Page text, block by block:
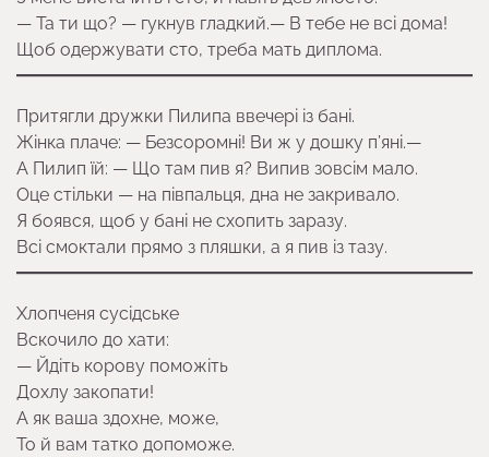
— Та ти що? — гукнув гладкий.— В тебе не всі дома!
Щоб одержувати сто, треба мать диплома.
Притягли дружки Пилипа ввечері із бані.
Жінка плаче: — Безсоромні! Ви ж у дошку п’яні.—
А Пилип їй: — Що там пив я? Випив зовсім мало.
Оце стільки — на півпальця, дна не закривало.
Я боявся, щоб у бані не схопить заразу.
Всі смоктали прямо з пляшки, а я пив із тазу.
Хлопченя сусідське
Вскочило до хати:
— Йдіть корову поможіть
Дохлу закопати!
А як ваша здохне, може,
То й вам татко допоможе.